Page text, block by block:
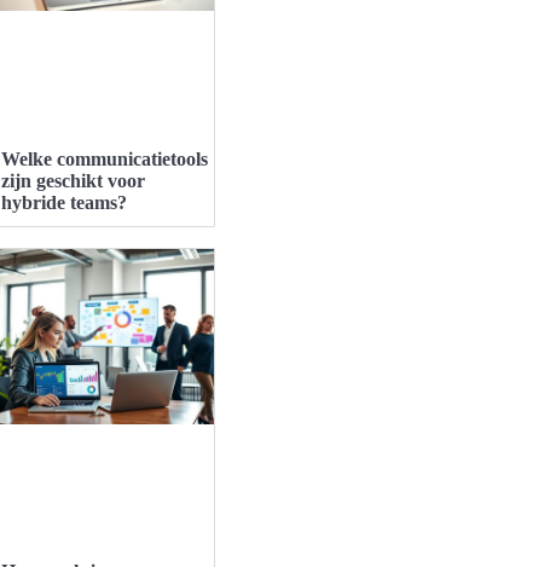
Welke communicatietools
zijn geschikt voor
hybride teams?